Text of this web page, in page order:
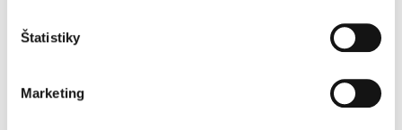
Štatistiky
Marketing
Sacharidy